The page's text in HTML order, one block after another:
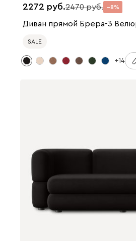
2272 2470 8
Диван прямой Брера-3
SALE
+14